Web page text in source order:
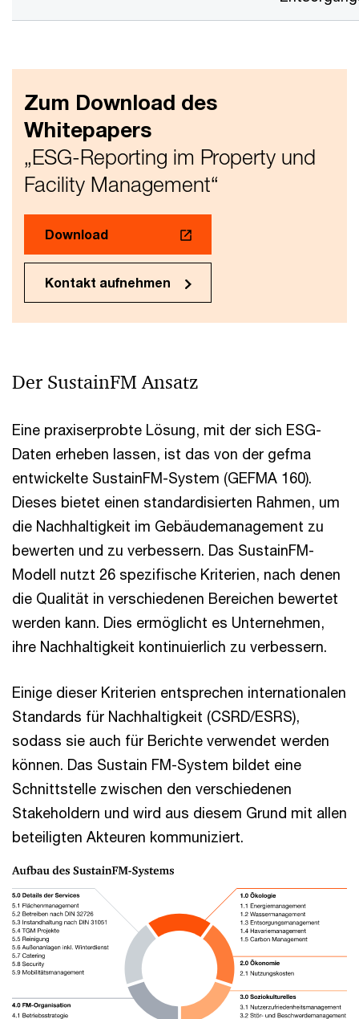
Zum Download des
Whitepapers
„ESG-Reporting im Property und
Facility Management“
Download
Kontakt aufnehmen
Der SustainFM Ansatz
Eine praxiserprobte Lösung, mit der sich ESG-
Daten erheben lassen, ist das von der gefma
entwickelte SustainFM-System (GEFMA 160).
Dieses bietet einen standardisierten Rahmen, um
die Nachhaltigkeit im Gebäudemanagement zu
bewerten und zu verbessern. Das SustainFM-
Modell nutzt 26 spezifische Kriterien, nach denen
die Qualität in verschiedenen Bereichen bewertet
werden kann. Dies ermöglicht es Unternehmen,
ihre Nachhaltigkeit kontinuierlich zu verbessern.
Einige dieser Kriterien entsprechen internationalen
Standards für Nachhaltigkeit (CSRD/ESRS),
sodass sie auch für Berichte verwendet werden
können. Das Sustain FM-System bildet eine
Schnittstelle zwischen den verschiedenen
Stakeholdern und wird aus diesem Grund mit allen
beteiligten Akteuren kommuniziert.